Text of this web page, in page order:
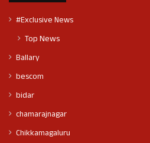
#Exclusive News
Top News
Ballary
bescom
bidar
chamarajnagar
Chikkamagaluru